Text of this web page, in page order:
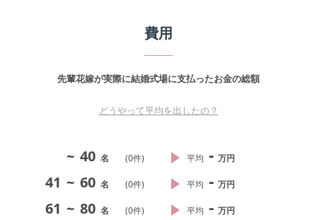
費用
先輩花嫁が実際に結婚式場に支払ったお金の総額
どうやって平均を出したの？
~ 40 名 (0件) 平均 - 万円
41 ~ 60 名 (0件) 平均 - 万円
61 ~ 80 名 (0件) 平均 - 万円